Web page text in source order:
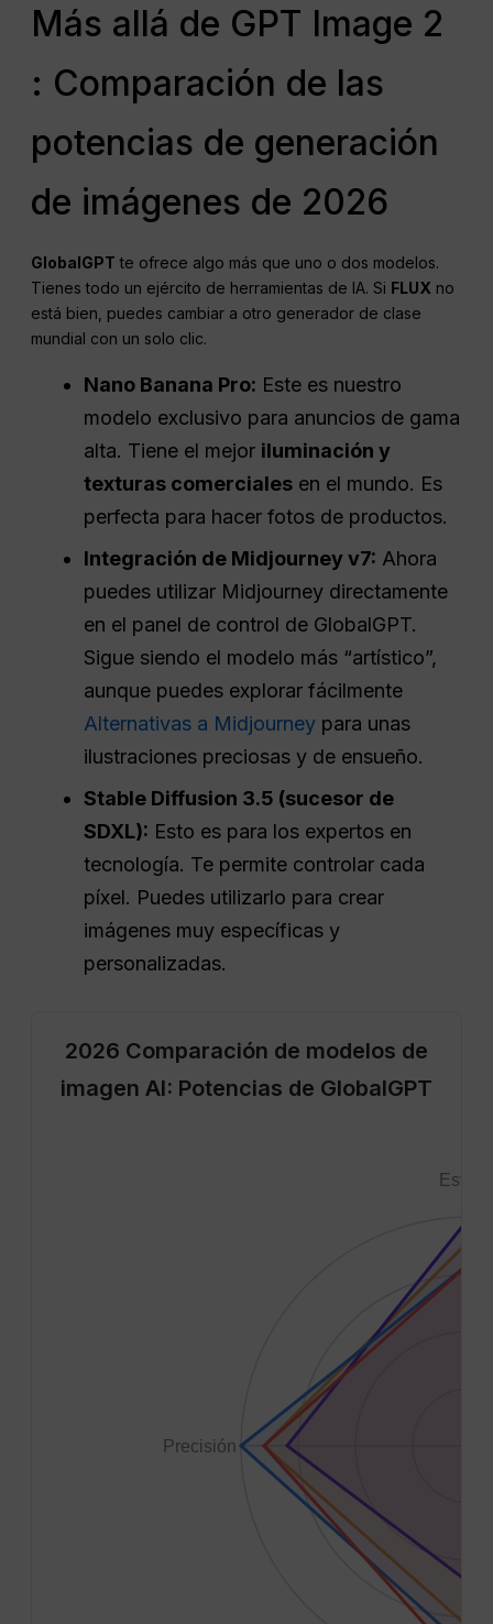
Más allá de GPT Image 2
: Comparación de las
potencias de generación
de imágenes de 2026
GlobalGPT te ofrece algo más que uno o dos modelos.
Tienes todo un ejército de herramientas de IA. Si FLUX no
está bien, puedes cambiar a otro generador de clase
mundial con un solo clic.
Nano Banana Pro: Este es nuestro
modelo exclusivo para anuncios de gama
alta. Tiene el mejor iluminación y
texturas comerciales en el mundo. Es
perfecta para hacer fotos de productos.
Integración de Midjourney v7: Ahora
puedes utilizar Midjourney directamente
en el panel de control de GlobalGPT.
Sigue siendo el modelo más “artístico”,
aunque puedes explorar fácilmente
Alternativas a Midjourney para unas
ilustraciones preciosas y de ensueño.
Stable Diffusion 3.5 (sucesor de
SDXL): Esto es para los expertos en
tecnología. Te permite controlar cada
píxel. Puedes utilizarlo para crear
imágenes muy específicas y
personalizadas.
2026 Comparación de modelos de
imagen AI: Potencias de GlobalGPT
Precisión